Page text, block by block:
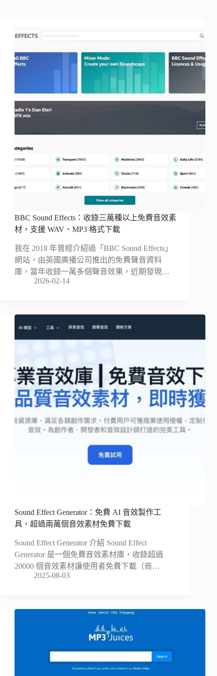
BBC Sound Effects：收錄三萬種以上免費音效素
材，支援 WAV、MP3 格式下載
我在 2018 年曾經介紹過「BBC Sound Effects」
網站，由英國廣播公司推出的免費聲音資料
庫，當年收錄一萬多個聲音效果，近期發現…
2026-02-14
Sound Effect Generator：免費 AI 音效製作工
具，超過兩萬個音效素材免費下載
Sound Effect Generator 介紹 Sound Effect
Generator 是一個免費音效素材庫，收錄超過
20000 個音效素材讓使用者免費下載（商…
2025-08-03